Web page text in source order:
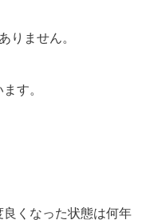
りません。
す。
くなった状態は何年